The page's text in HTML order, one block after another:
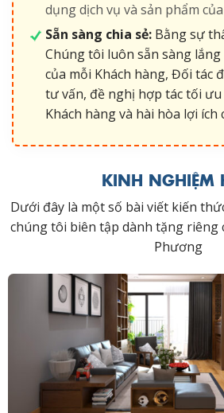
dụng dịch vụ và sản phẩm
Sẵn sàng chia sẻ: Bằng sự
Chúng tôi luôn sẵn sàng lắng
của mỗi Khách hàng, Đối tác
tư vấn, đề nghị hợp tác tối ưu
Khách hàng và hài hòa lợi ích
KINH NGHIỆM
Dưới đây là một số bài viết kiến
chúng tôi biên tập dành tặng riêng
Phương